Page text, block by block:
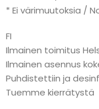
* Ei värimuutoksia /
FI
Ilmainen toimitus
Ilmainen asennus
Puhdistettiin ja
Tuemme kierrätystä